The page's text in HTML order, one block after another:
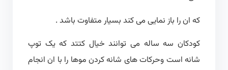
که ان را باز نمایی می کند بسیار متفاوت باشد .
کودکان سه ساله می توانند خیال کتتد که یک توپ
شانه است وحرکات های شانه کردن موها را با ان انجام